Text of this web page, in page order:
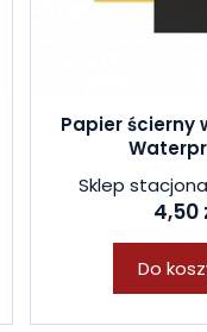
Papier ścierny
Sklep
4,50
Do